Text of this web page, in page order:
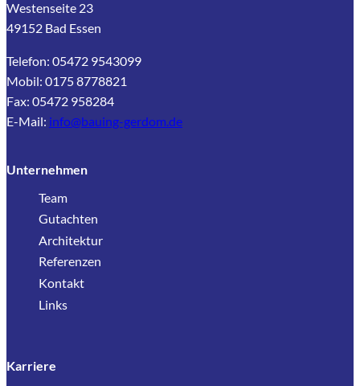
Westenseite 23
49152 Bad Essen
Telefon: 05472 9543099
Mobil: 0175 8778821
Fax: 05472 958284
E-Mail: info@bauing-gerdom.de
Unternehmen
Team
Gutachten
Architektur
Referenzen
Kontakt
Links
Karriere